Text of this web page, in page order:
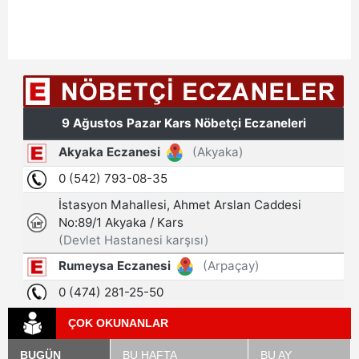
ÇOK OKUNANLAR
BUGÜN BU HAFTA BU AY